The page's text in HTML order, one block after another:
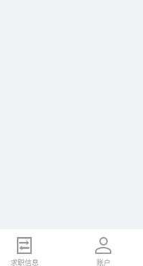
求职信息 账户